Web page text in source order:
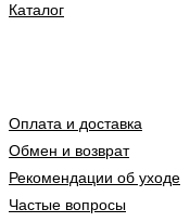
Каталог
Оплата и доставка
Обмен и возврат
Рекомендации об уходе
Частые вопросы